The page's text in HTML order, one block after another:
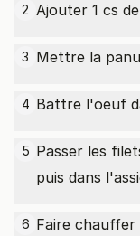
2 Ajouter 1 cs
3 Mettre la
4 Battre l'oeuf
5 Passer les
puis dans
6 Faire chauffer